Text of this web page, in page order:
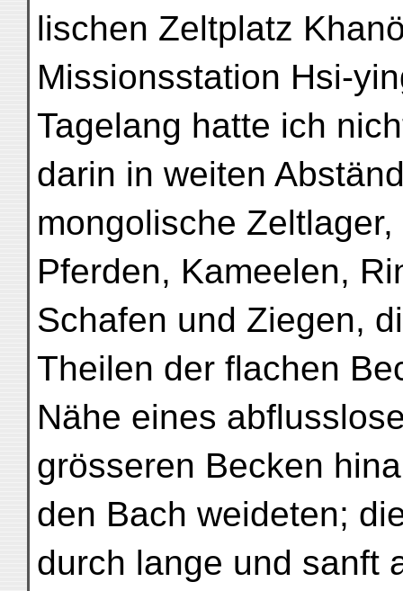
lischen Zeltplatz
Missionsstation Hsi-
Tagelang hatte ich
darin in weiten
mongolische
Pferden, Kameelen,
Schafen und Ziegen,
Theilen der flachen
Nähe eines
grösseren Becken
den Bach weideten;
durch lange und sanft